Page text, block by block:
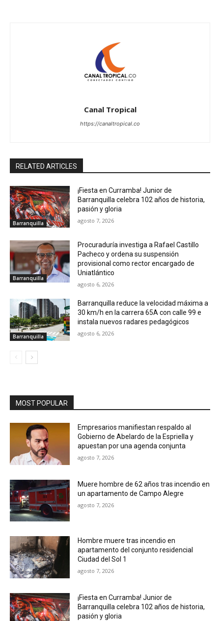
Canal Tropical
https://canaltropical.co
RELATED ARTICLES
Barranquilla
¡Fiesta en Curramba! Junior de
Barranquilla celebra 102 años de historia,
pasión y gloria
agosto 7, 2026
Barranquilla
Procuraduría investiga a Rafael Castillo
Pacheco y ordena su suspensión
provisional como rector encargado de
Uniatlántico
agosto 6, 2026
Barranquilla
Barranquilla reduce la velocidad máxima a
30 km/h en la carrera 65A con calle 99 e
instala nuevos radares pedagógicos
agosto 6, 2026
MOST POPULAR
Empresarios manifiestan respaldo al
Gobierno de Abelardo de la Espriella y
apuestan por una agenda conjunta
agosto 7, 2026
Muere hombre de 62 años tras incendio en
un apartamento de Campo Alegre
agosto 7, 2026
Hombre muere tras incendio en
apartamento del conjunto residencial
Ciudad del Sol 1
agosto 7, 2026
¡Fiesta en Curramba! Junior de
Barranquilla celebra 102 años de historia,
pasión y gloria